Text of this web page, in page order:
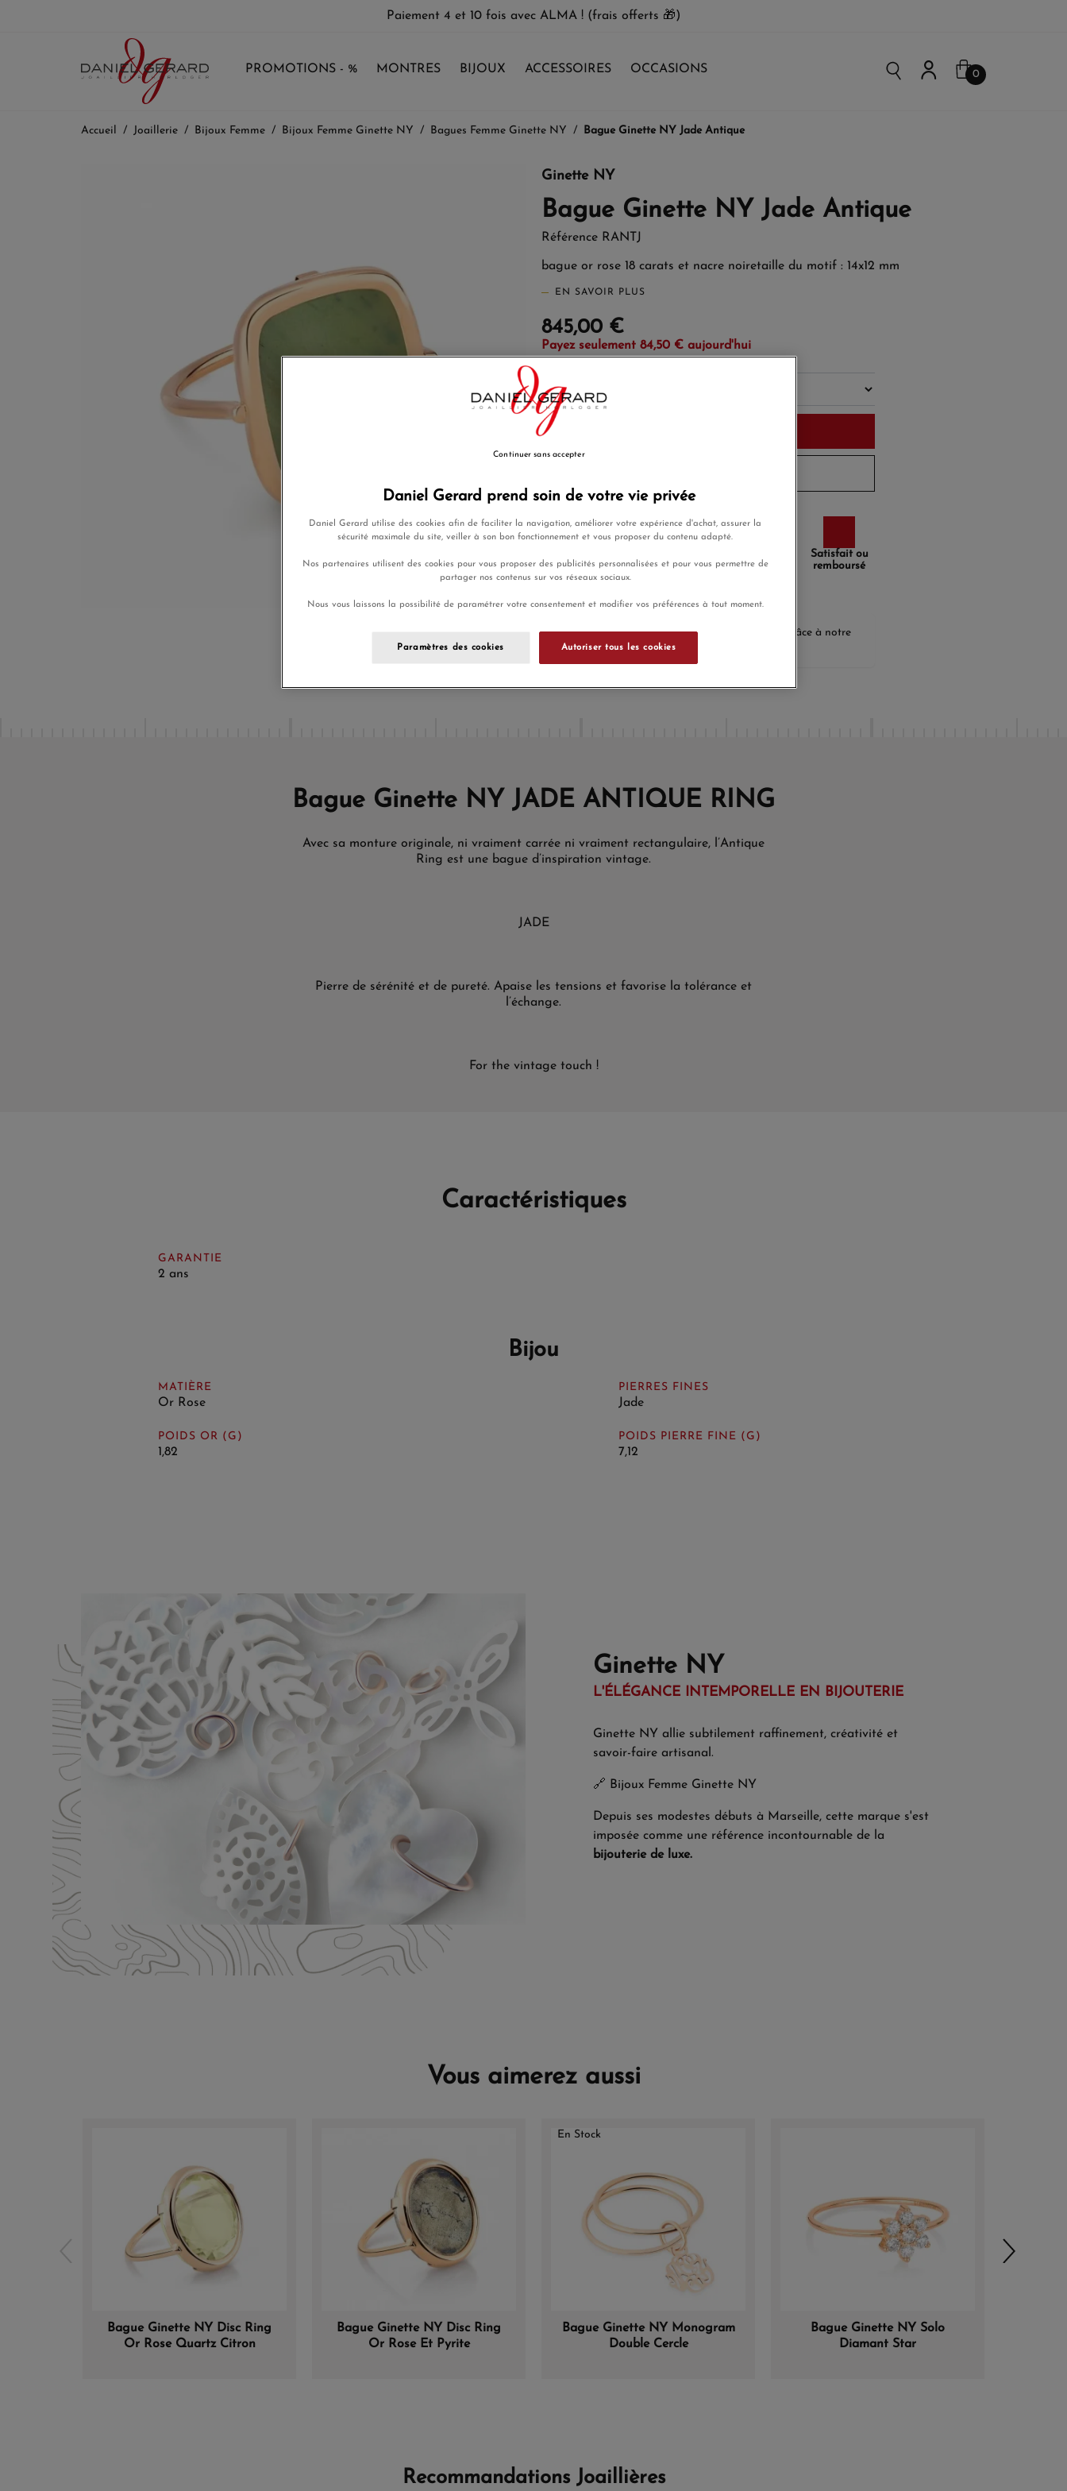
Paiement 4 et 10 fois avec ALMA ! (frais offerts 🎁)
PROMOTIONS - % MONTRES BIJOUX ACCESSOIRES OCCASIONS 0
Accueil Joaillerie Bijoux Femme Bijoux Femme Ginette NY Bagues Femme Ginette NY Bague Ginette NY Jade Antique
Ginette NY
Bague Ginette NY Jade Antique
Référence RANTJ
bague or rose 18 carats et nacre noiretaille du motif : 14x12 mm
EN SAVOIR PLUS
845,00 €
Payez seulement 84,50 € aujourd'hui
gratuite
ou 10x sans
frais
sécurisé
Satisfait ou
remboursé
En achetant ce produit vous gagnerez
grâce à notre
programme de fidélité.
Bague Ginette NY JADE ANTIQUE RING
Avec sa monture originale, ni vraiment carrée ni vraiment rectangulaire, l’Antique
Ring est une bague d’inspiration vintage.
JADE
Pierre de sérénité et de pureté. Apaise les tensions et favorise la tolérance et
l’échange.
For the vintage touch !
Caractéristiques
GARANTIE
2 ans
Bijou
MATIÈRE
Or Rose
PIERRES FINES
Jade
POIDS OR (G)
1,82
POIDS PIERRE FINE (G)
7,12
Ginette NY
L'ÉLÉGANCE INTEMPORELLE EN BIJOUTERIE
Ginette NY allie subtilement raffinement, créativité et
savoir-faire artisanal.
🔗 Bijoux Femme Ginette NY
Depuis ses modestes débuts à Marseille, cette marque s'est
imposée comme une référence incontournable de la
bijouterie de luxe.
Vous aimerez aussi
Bague Ginette NY Disc Ring
Or Rose Quartz Citron
Bague Ginette NY Disc Ring
Or Rose Et Pyrite
En Stock
Bague Ginette NY Monogram
Double Cercle
Bague Ginette NY Solo
Diamant Star
Recommandations Joaillières
Daniel Gerard prend soin de votre vie privée
Daniel Gerard utilise des cookies afin de faciliter la navigation, améliorer votre expérience d'achat, assurer la
sécurité maximale du site, veiller à son bon fonctionnement et vous proposer du contenu adapté.
Nos partenaires utilisent des cookies pour vous proposer des publicités personnalisées et pour vous permettre de
partager nos contenus sur vos réseaux sociaux.
Nous vous laissons la possibilité de paramétrer votre consentement et modifier vos préférences à tout moment.
Paramètres des cookies Autoriser tous les cookies
Continuer sans accepter